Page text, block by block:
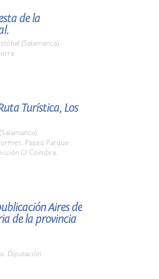
de la
(Salamanca)
Turística, Los
Paseo Parque
C/ Coimbra.
Aires de
de la provincia
Diputación